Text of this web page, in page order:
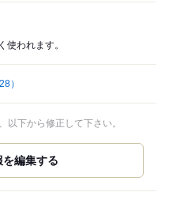
使われます。
）
下から修正して下さい。